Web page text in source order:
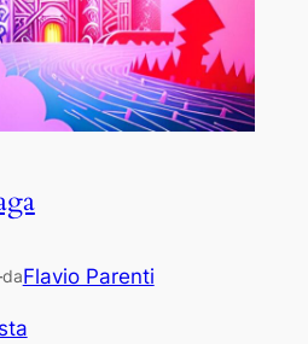
daFlavio Parenti